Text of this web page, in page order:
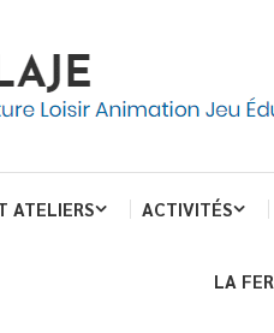
ATELIERS ACTIVITÉS
LA